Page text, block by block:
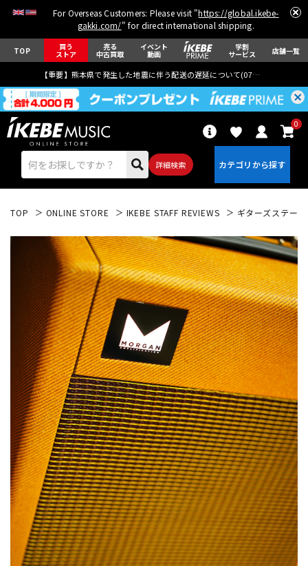
For Overseas Customers: Please visit "https://global.ikebe-
gakki.com/" for direct international shipping.
TOP 買う
ストア
売る
中古買取
イベント
動画
学割
サービス 店舗一覧
【重要】熊本県で発生した地震に伴う配送の遅延について(07月29日
詳細検索
0
エレキギター アコギ/エレアコ
ベース ウクレレ
ドラム パーカッション
キーボード 電子ピアノ
管楽器 その他楽器
アンプ エフェクター
TOP ONLINE STORE IKEBE STAFF REVIEWS ギターズステー